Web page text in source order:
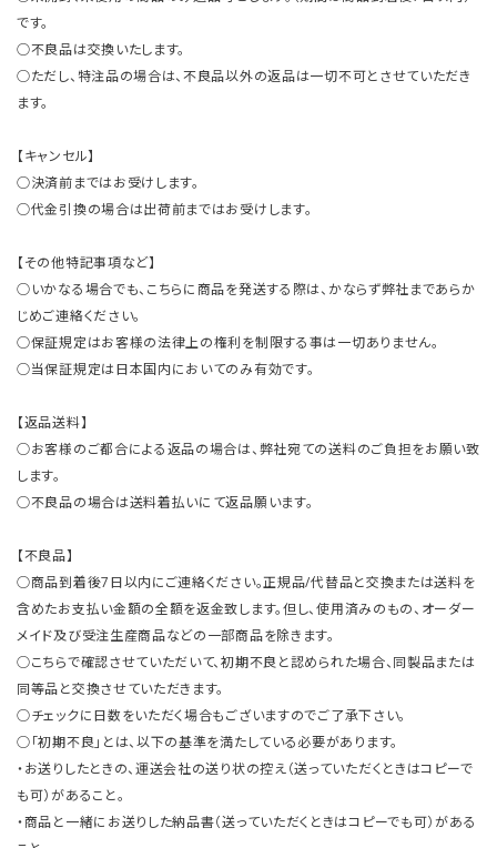
です。
○不良品は交換いたします。
○ただし、特注品の場合は、不良品以外の返品は一切不可とさせていただき
ます。
【キャンセル】
○決済前まではお受けします。
○代金引換の場合は出荷前まではお受けします。
【その他特記事項など】
○いかなる場合でも、こちらに商品を発送する際は、かならず弊社まであらか
じめご連絡ください。
○保証規定はお客様の法律上の権利を制限する事は一切ありません。
○当保証規定は日本国内においてのみ有効です。
【返品送料】
○お客様のご都合による返品の場合は、弊社宛ての送料のご負担をお願い致
します。
○不良品の場合は送料着払いにて返品願います。
【不良品】
○商品到着後7日以内にご連絡ください。正規品/代替品と交換または送料を
含めたお支払い金額の全額を返金致します。但し、使用済みのもの、オーダー
メイド及び受注生産商品などの一部商品を除きます。
○こちらで確認させていただいて、初期不良と認められた場合、同製品または
同等品と交換させていただきます。
○チェックに日数をいただく場合もございますのでご了承下さい。
○「初期不良」とは、以下の基準を満たしている必要があります。
・お送りしたときの、運送会社の送り状の控え（送っていただくときはコピーで
も可）があること。
・商品と一緒にお送りした納品書（送っていただくときはコピーでも可）がある